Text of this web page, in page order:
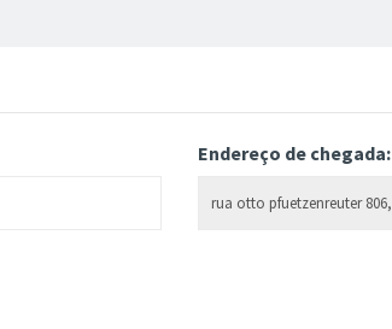
Endereço de chegada: